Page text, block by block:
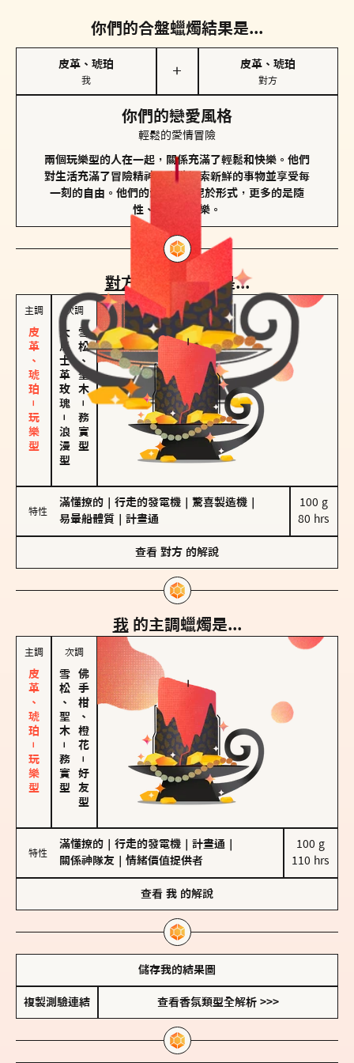
你們的合盤蠟燭結果是...
皮革、琥珀
我
＋
皮革、琥珀
對方
你們的戀愛風格
輕鬆的愛情冒險
兩個玩樂型的人在一起，關係充滿了輕鬆和快樂。他們
對生活充滿了冒險精神，喜歡探索新鮮的事物並享受每
一刻的自由。他們的愛情不拘泥於形式，更多的是隨
性、幽默和享樂。
對方 的主調蠟燭是...
主調
皮革、琥珀－玩樂型
次調
大馬士革玫瑰
－
浪漫型
雪松、聖木
－
務實型
特性
滿懂撩的 行走的發電機 驚喜製造機
易暈船體質
計畫通
100 g
80 hrs
查看 對方 的解說
我 的主調蠟燭是...
主調
皮革、琥珀－玩樂型
次調
雪松、聖木
－
務實型
佛手柑、橙花
－
好友型
特性
滿懂撩的 行走的發電機 計畫通
關係神隊友
情緒價值提供者
100 g
110 hrs
查看 我 的解說
儲存我的結果圖
複製測驗連結 查看香氛類型全解析 >>>